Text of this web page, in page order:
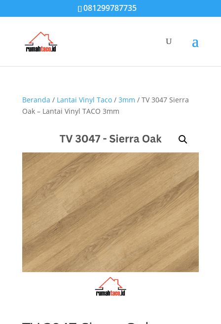
081299787735
Beranda / Lantai Vinyl Taco/ 3mm / TV 3047 Sierra
Oak – Lantai Vinyl TACO 3mm